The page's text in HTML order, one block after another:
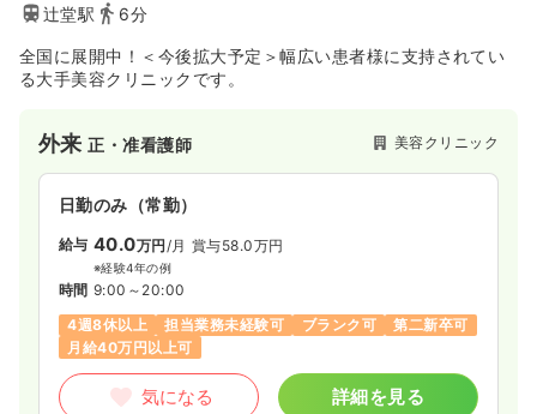
辻堂駅 6分
全国に展開中！＜今後拡大予定＞幅広い患者様に支持されてい
る大手美容クリニックです。
外来正・准看護師 美容クリニック
日勤のみ（常勤）
給与 40.0万円 /月 賞与58.0万円
※経験4年の例
時間 9:00～20:00
4週8休以上
担当業務未経験可 ブランク可
第二新卒可
月給40万円以上可
気になる 詳細を見る